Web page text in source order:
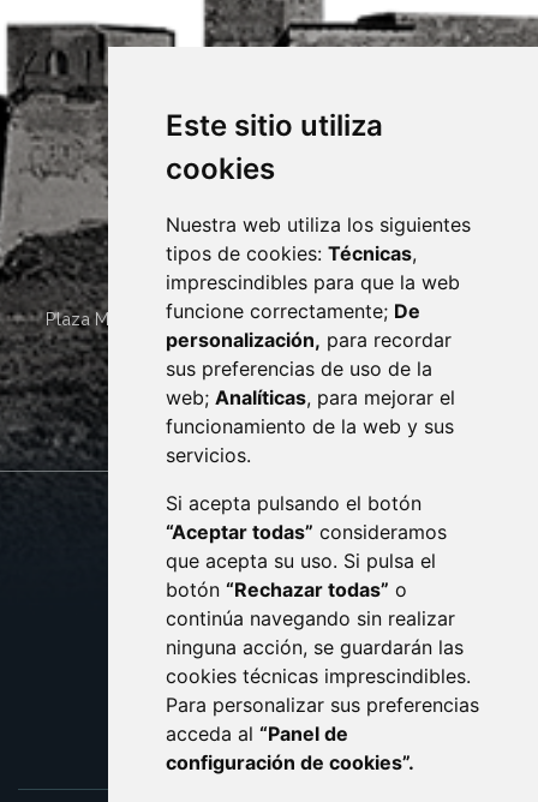
Este sitio utiliza
cookies
Nuestra web utiliza los siguientes
tipos de cookies: Técnicas,
imprescindibles para que la web
funcione correctamente; De
personalización, para recordar
sus preferencias de uso de la
web; Analíticas, para mejorar el
funcionamiento de la web y sus
servicios.
Si acepta pulsando el botón
“Aceptar todas” consideramos
que acepta su uso. Si pulsa el
botón “Rechazar todas” o
continúa navegando sin realizar
ninguna acción, se guardarán las
cookies técnicas imprescindibles.
Para personalizar sus preferencias
acceda al “Panel de
configuración de cookies”.
Plaza Mayor 4 22400 MONZÓN - ARAGÓN (ESPAÑA)
· (34) 974 400 700 ·
sac@monzon.es
monzon.es
CONTACTO
AVISO LEGAL
PROTECCIÓN DE DATOS
POLÍTICA DE COOKIES
ACCESIBILIDAD
ENLACE EXTERNO AL